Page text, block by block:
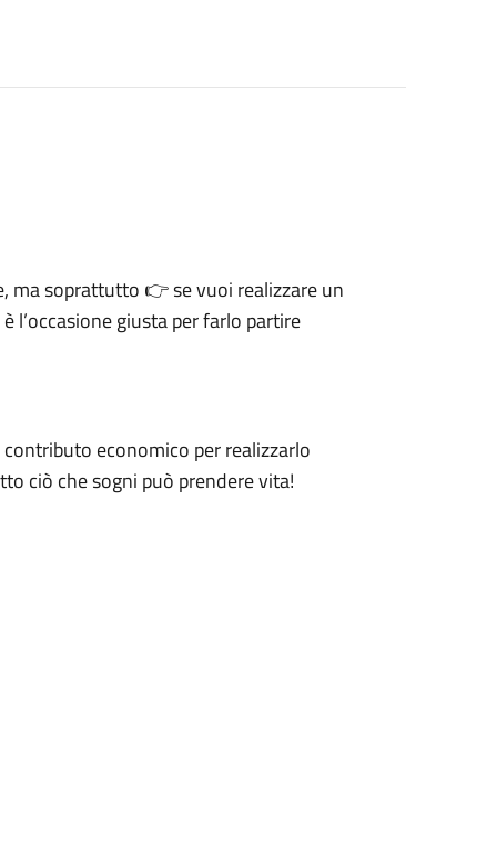
ma soprattutto 👉 se vuoi realizzare un
l’occasione giusta per farlo partire
economico per realizzarlo
ciò che sogni può prendere vita!